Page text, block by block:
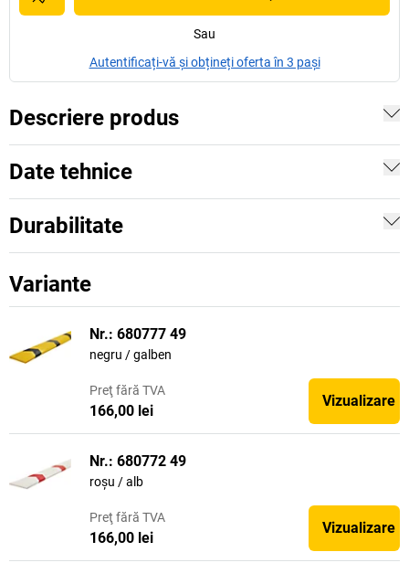
Sau
Autentificați-vă și obțineți oferta în 3 pași
Descriere produs
Date tehnice
Durabilitate
Variante
Nr.: 680777 49
negru / galben
Preţ fără TVA
166,00 lei
Vizualizare
Nr.: 680772 49
roșu / alb
Preţ fără TVA
166,00 lei
Vizualizare